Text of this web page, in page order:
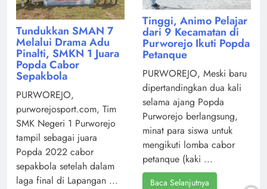
Tundukkan SMAN 7
Melalui Drama Adu
Pinalti, SMKN 1 Juara
Popda Cabor
Sepakbola
PURWOREJO,
purworejosport.com, Tim
SMK Negeri 1 Purworejo
tampil sebagai juara
Popda 2022 cabor
sepakbola setelah dalam
laga final di Lapangan ...
Tinggi, Animo Pelajar
dari 9 Kecamatan di
Purworejo Ikuti Popda
Petanque
PURWOREJO, Meski baru
dipertandingkan dua kali
selama ajang Popda
Purworejo berlangsung,
minat para siswa untuk
mengikuti lomba cabor
petanque (kaki ...
Baca Selanjutnya